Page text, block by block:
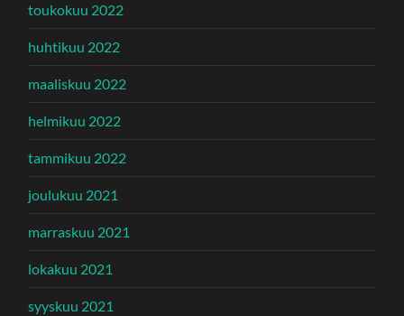
toukokuu 2022
huhtikuu 2022
maaliskuu 2022
helmikuu 2022
tammikuu 2022
joulukuu 2021
marraskuu 2021
lokakuu 2021
syyskuu 2021